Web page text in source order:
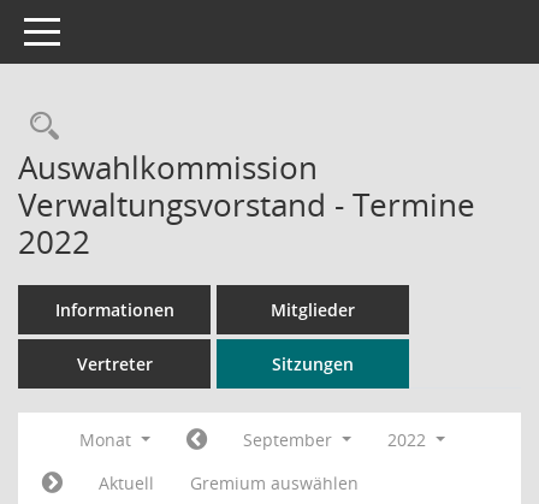
Toggle navigation
Rechercheauswahl
Auswahlkommission
Verwaltungsvorstand - Termine
2022
Informationen Mitglieder
Vertreter Sitzungen
Monat September
2022
Aktuell
Gremium auswählen